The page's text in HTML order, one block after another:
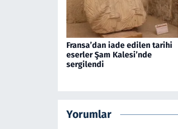
Fransa’dan iade edilen tarihi
eserler Şam Kalesi’nde
sergilendi
Yorumlar